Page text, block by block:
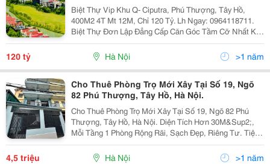
Biệt Thự Vip Khu Q- Ciputra, Phú Thượng, Tây Hồ,
400M2 4T Mt 12M, Chỉ 120 Tỷ. Lh Ngay: 0964118711.
Biệt Thự Đơn Lập Đẳng Cấp Căn Góc Tầm Cỡ Nhất Kđt
Ciputra Phú Thượng, Tây Hồ Khu Vip Bậc Nhất Ciputra -
Thiết Kế Sang Trọng Hiện Đại Thang Máy -...
120 tỷ Hà Nội >1 năm
Cho Thuê Phòng Trọ Mới Xây Tại Số 19, Ngõ
82 Phú Thượng, Tây Hồ, Hà Nội.
Cho Thuê Phòng Trọ Mới Xây Tại Số 19, Ngõ 82 Phú
Thượng, Tây Hồ, Hà Nội. Diện Tích Hơn 30M&Sup2;,
Mỗi Tầng 1 Phòng Rộng Rãi, Sạch Đẹp, Riêng Tư. Tiện
Ích Đầy Đủ: &Bull; Giường, Tủ, Điều Hòa, Bình Nóng
Lạnh &Bull; Wifi Tốc Độ Cao, Camera An Ninh...
4,5 triệu Hà Nội >1 năm